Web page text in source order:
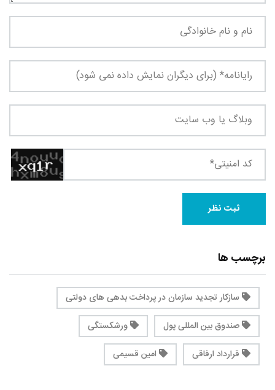
برچسب ها
سازکار تجدید سازمان در پرداخت بدهی های دولتی
صندوق بین المللی پول
ورشکستگی
قرارداد ارفاقی
امین قسیمی